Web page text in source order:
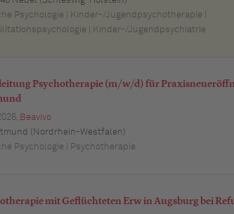
Psychologie | Kinder-/Jugendpsychotherapie |
| Kinder-/Jugendpsychiatrie
Psychotherapie (m/w/d) für
Beavivo
(Nordrhein-Westfalen)
Psychologie | Psychotherapie
mit Geflüchteten Erw in Augsburg bei